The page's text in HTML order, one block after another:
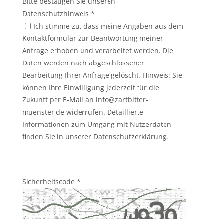
Datenschutzhinweis *
Ich stimme zu, dass meine Angaben aus dem
Kontaktformular zur Beantwortung meiner
Anfrage erhoben und verarbeitet werden. Die
Daten werden nach abgeschlossener
Bearbeitung Ihrer Anfrage gelöscht. Hinweis: Sie
können Ihre Einwilligung jederzeit für die
Zukunft per E-Mail an info@zartbitter-
muenster.de widerrufen. Detaillierte
Informationen zum Umgang mit Nutzerdaten
finden Sie in unserer Datenschutzerklärung.
Sicherheitscode *